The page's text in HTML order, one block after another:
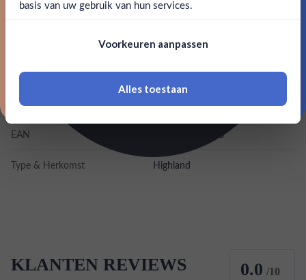
18 jaar of ouder zijn
Merk Dalmore
Inhoud 0,7L
Land van herkomst Schotland
EAN 5013967005006
Type & Herkomst Highland
KLANTEN REVIEWS 0.0 /10
basis van uw gebruik van hun services.
Voorkeuren aanpassen
Alles toestaan